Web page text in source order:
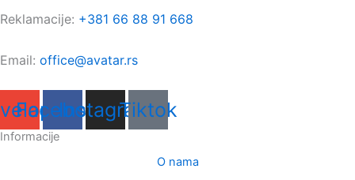
Reklamacije: +381 66 88 91 668
Email: office@avatar.rs
Facebook
Instagram
Tiktok
Informacije
O nama